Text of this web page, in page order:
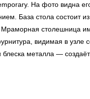
На фото видна
База стола состоит
столешница
видимая в
металла —